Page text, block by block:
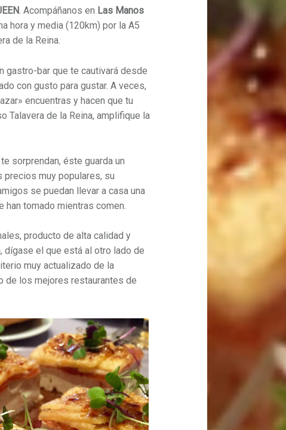
. Acompáñanos en Las Manos
hora y media (120km) por la A5
de la Reina.
gastro-bar que te cautivará desde
con gusto para gustar. A veces,
encuentras y hacen que tu
Talavera de la Reina, amplifique la
sorprendan, éste guarda un
precios muy populares, su
se puedan llevar a casa una
tomado mientras comen.
producto de alta calidad y
dígase el que está al otro lado de
muy actualizado de la
de los mejores restaurantes de